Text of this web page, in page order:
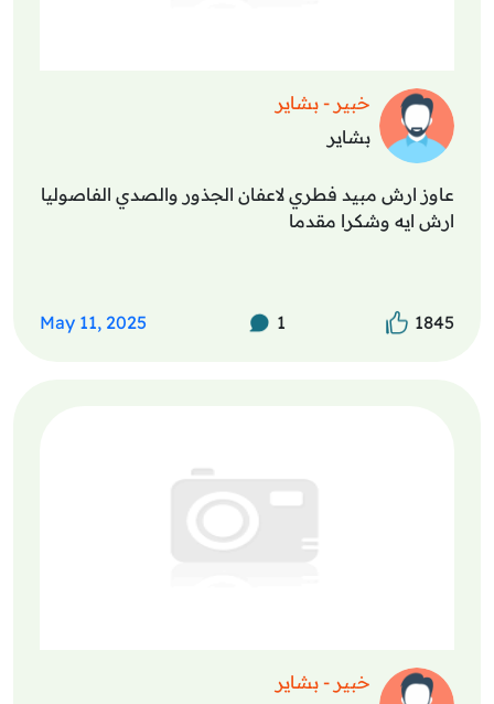
خبير - بشاير
بشاير
عاوز ارش مبيد فطري لاعفان الجذور والصدي الفاصوليا
ارش ايه وشكرا مقدما
1845
1
May 11, 2025
خبير - بشاير